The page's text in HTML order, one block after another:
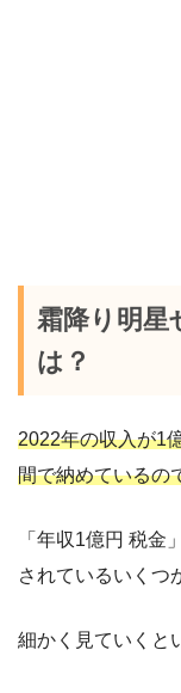
霜降り明星
は？
2022年の収入が1
間で納めているの
「年収1億円 税金
されているいくつ
細かく見ていくと